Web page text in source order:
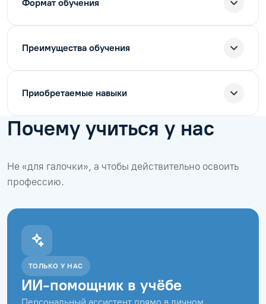
Формат обучения
Преимущества обучения
Приобретаемые навыки
Почему учиться у нас
Не «для галочки», а чтобы действительно освоить
профессию.
ТОЛЬКО У НАС
ИИ-помощник в учёбе